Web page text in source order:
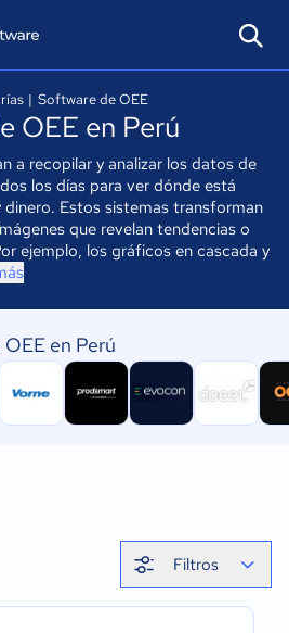
| Software de OEE
OEE en Perú
a recopilar y analizar los datos de
los días para ver dónde está
Estos sistemas transforman
que revelan tendencias o
ejemplo, los gráficos en cascada y
en Perú
Filtros